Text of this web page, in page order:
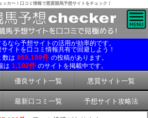
ッカー！口コミ情報で悪質競馬予想サイトをチェック！
なら予想サイトの活用が効率的です。
イトを口コミ情報共有で回避しよう！
数は 855,199件 の投稿があります。
は 1,102件 のサイトを掲載中です。
優良サイト一覧 悪質サイト一覧
最新口コミ一覧 予想サイト攻略法